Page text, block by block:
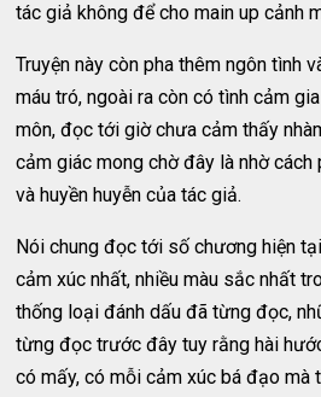
tác giả không để cho main up cảnh
Truyện này còn pha thêm ngôn tình
máu tró, ngoài ra còn có tình cảm
môn, đọc tới giờ chưa cảm thấy
cảm giác mong chờ đây là nhờ
và huyền huyễn của tác giả.
Nói chung đọc tới số chương hiện
cảm xúc nhất, nhiều màu sắc nhất
thống loại đánh dấu đã từng đọc,
từng đọc trước đây tuy rằng hài
có mấy, có mỗi cảm xúc bá đạo mà